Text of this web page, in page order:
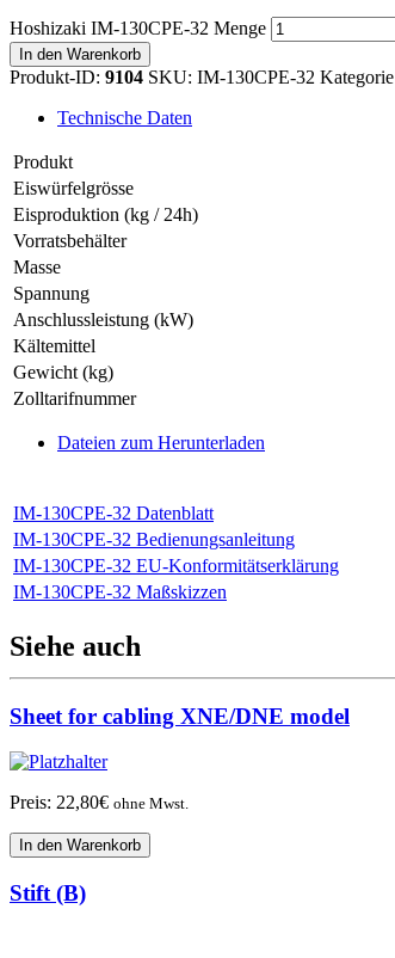
Hoshizaki IM-130CPE-32 Menge
In den Warenkorb
Produkt-ID: 9104 SKU: IM-130CPE-32 Kategorie
Technische Daten
Produkt
Eiswürfelgrösse
Eisproduktion (kg / 24h)
Vorratsbehälter
Masse
Spannung
Anschlussleistung (kW)
Kältemittel
Gewicht (kg)
Zolltarifnummer
Dateien zum Herunterladen
IM-130CPE-32 Datenblatt
IM-130CPE-32 Bedienungsanleitung
IM-130CPE-32 EU-Konformitätserklärung
IM-130CPE-32 Maßskizzen
Siehe auch
Sheet for cabling XNE/DNE model
Preis: 22,80€ ohne Mwst.
In den Warenkorb
Stift (B)